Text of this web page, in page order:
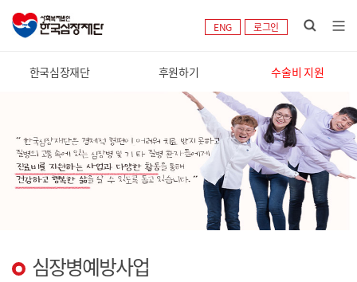
ENG 로그인
한국심장재단 후원하기 수술비 지원
심장병예방사업